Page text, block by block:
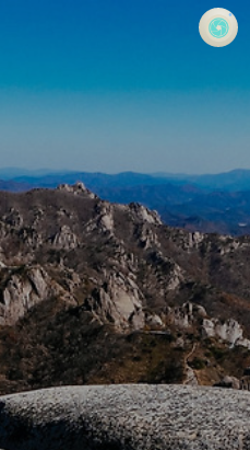
사진 속의 또 다른 나
홍정석